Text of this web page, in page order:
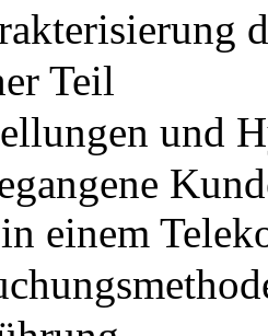
Teil
und
einem